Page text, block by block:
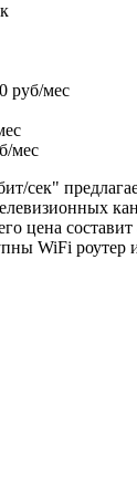
руб/мес
мес
цена
WiFi роутер